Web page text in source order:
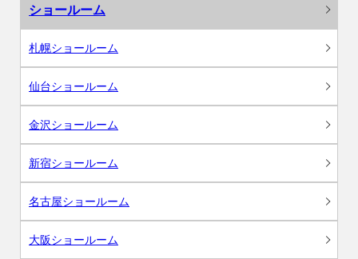
ショールーム
札幌ショールーム
仙台ショールーム
金沢ショールーム
新宿ショールーム
名古屋ショールーム
大阪ショールーム